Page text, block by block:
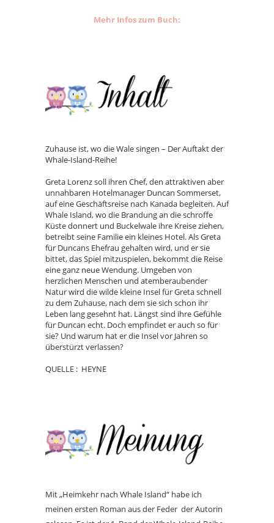
Mehr Infos zum Buch:
Zuhause ist, wo die Wale singen – Der Auftakt der
Whale-Island-Reihe!
Greta Lorenz soll ihren Chef, den attraktiven aber
unnahbaren Hotelmanager Duncan Sommerset,
auf eine Geschäftsreise nach Kanada begleiten. Auf
Whale Island, wo die Brandung an die schroffe
Küste donnert und Buckelwale ihre Kreise ziehen,
betreibt seine Familie ein kleines Hotel. Als Greta
für Duncans Ehefrau gehalten wird, und er sie
bittet, das Spiel mitzuspielen, bekommt die Reise
eine ganz neue Wendung. Umgeben von
herzlichen Menschen und atemberaubender
Natur wird die wilde kleine Insel für Greta schnell
zu dem Zuhause, nach dem sie sich schon ihr
Leben lang gesehnt hat. Längst sind ihre Gefühle
für Duncan echt. Doch empfindet er auch so für
sie? Und warum hat er die Insel vor Jahren so
überstürzt verlassen?
QUELLE : HEYNE
Mit „Heimkehr nach Whale Island“ habe ich
meinen ersten Roman aus der Feder der Autorin